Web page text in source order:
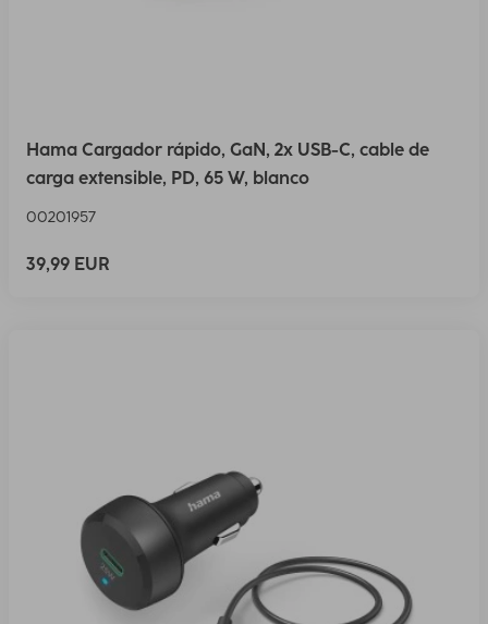
Hama Cargador rápido, GaN, 2x USB-C, cable de
carga extensible, PD, 65 W, blanco
00201957
39,99 EUR